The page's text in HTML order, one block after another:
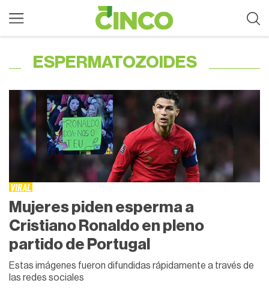
ESPERMATOZOIDES
VIRAL
Mujeres piden esperma a
Cristiano Ronaldo en pleno
partido de Portugal
Estas imágenes fueron difundidas rápidamente a través de
las redes sociales